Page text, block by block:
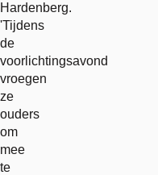
Hardenberg.
'Tijdens
de
voorlichtingsavond
vroegen
ze
ouders
om
mee
te